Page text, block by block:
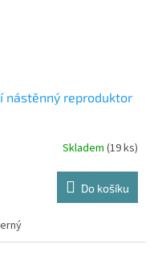
nástěnný reproduktor
Skladem (19 ks)
Do košíku